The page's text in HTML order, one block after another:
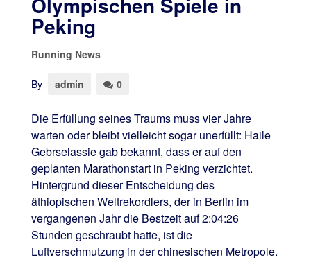
Peking
Running News
By admin 0
Die Erfüllung seines Traums muss vier Jahre
warten oder bleibt vielleicht sogar unerfüllt: Haile
Gebrselassie gab bekannt, dass er auf den
geplanten Marathonstart in Peking verzichtet.
Hintergrund dieser Entscheidung des
äthiopischen Weltrekordlers, der in Berlin im
vergangenen Jahr die Bestzeit auf 2:04:26
Stunden geschraubt hatte, ist die
Luftverschmutzung in der chinesischen Metropole.